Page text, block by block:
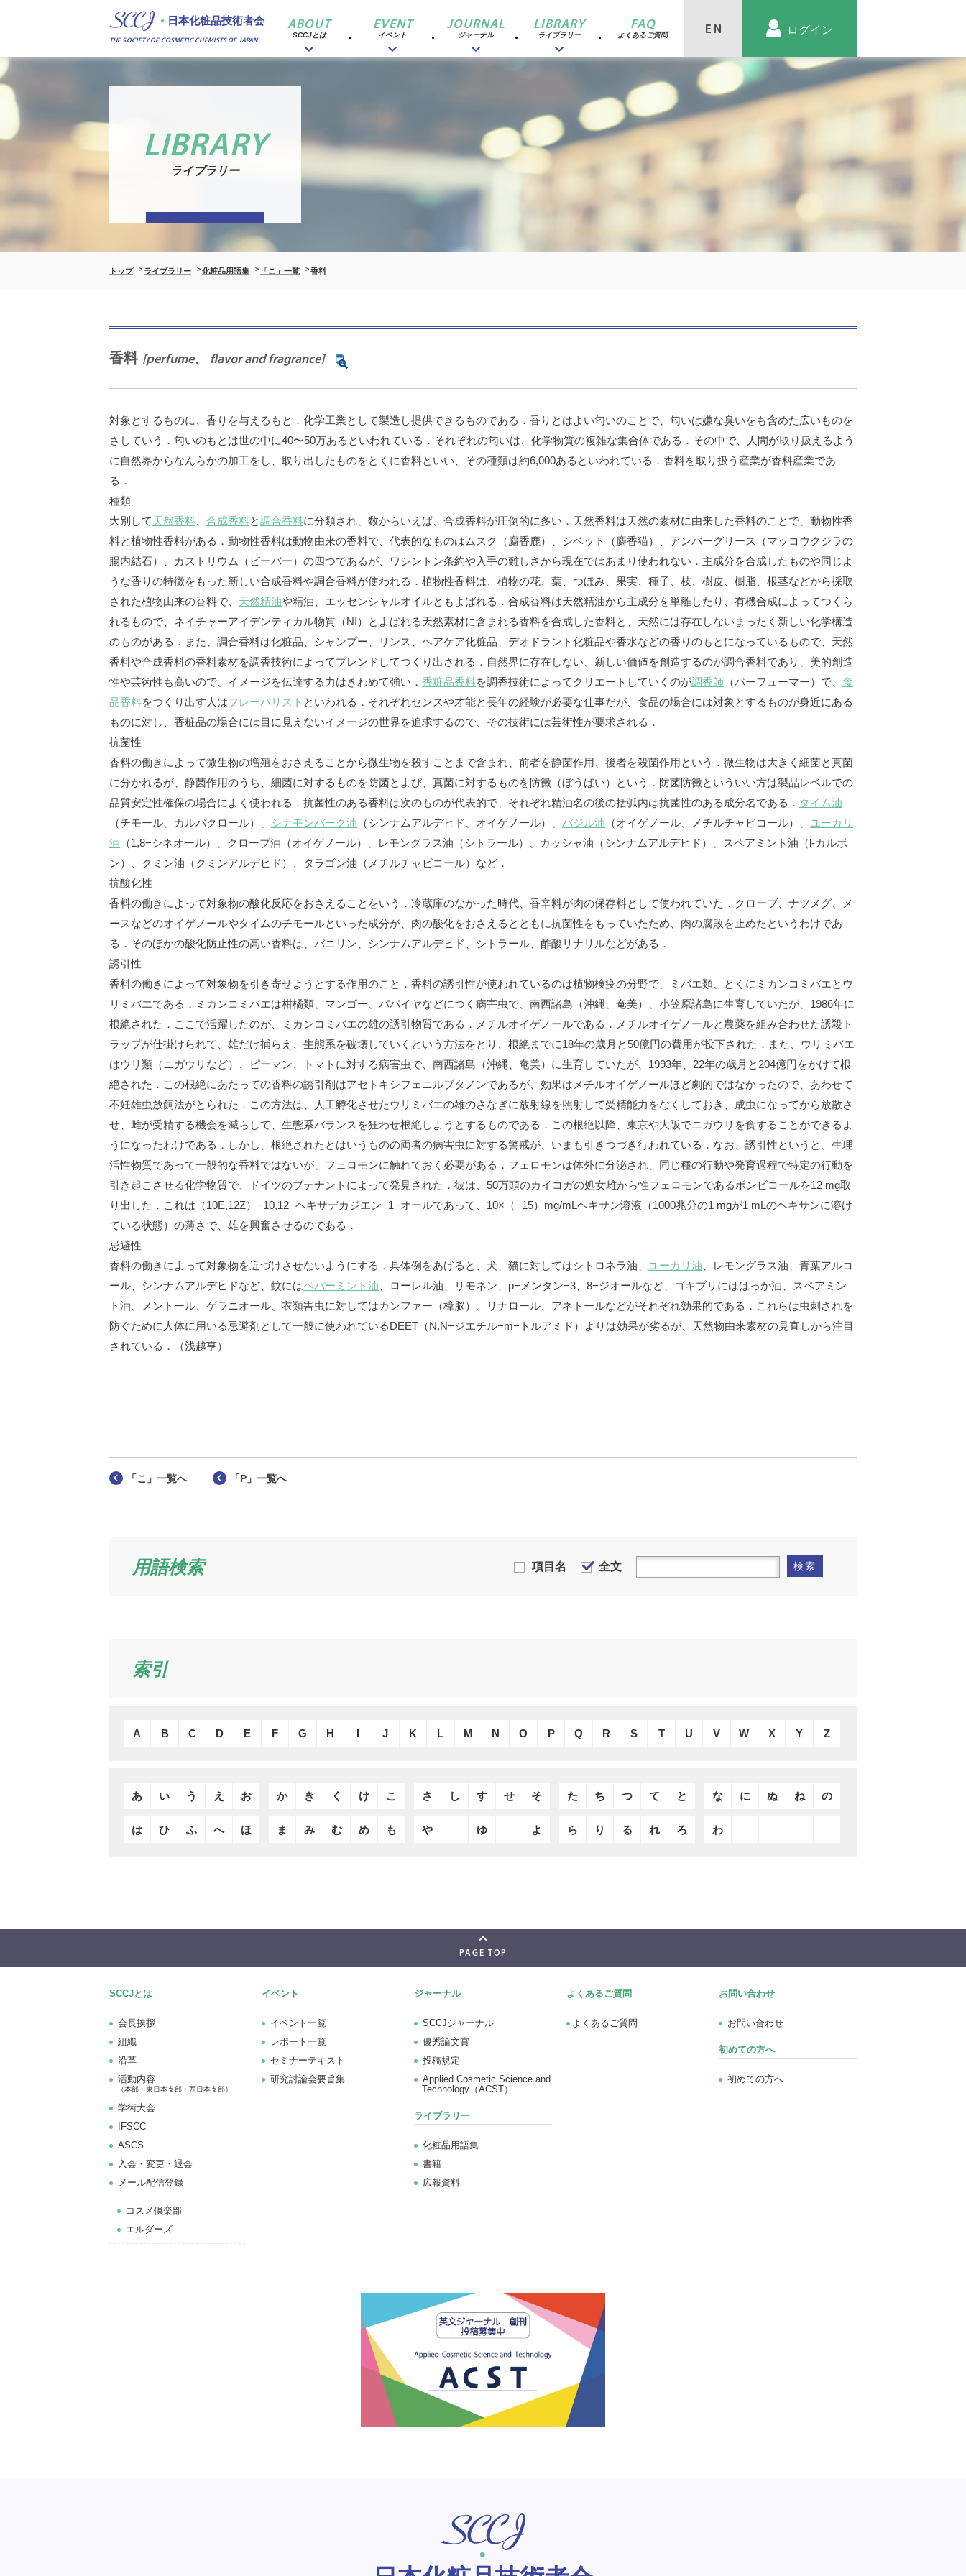
日本化粧品技術者会
THE SOCIETY OF COSMETIC CHEMISTS OF JAPAN
ログイン
ABOUT
SCCJとは
EVENT
イベント
JOURNAL
ジャーナル
LIBRARY
ライブラリー
FAQ
よくあるご質問
LIBRARY
ライブラリー
トップ ライブラリー 化粧品用語集 「こ」一覧 香料
香料 [perfume、 flavor and fragrance]
対象とするものに、香りを与えるもと．化学工業として製造し提供できるものである．香りとはよい匂いのことで、匂いは嫌な臭いをも含めた広いものを
さしていう．匂いのもとは世の中に40〜50万あるといわれている．それぞれの匂いは、化学物質の複雑な集合体である．その中で、人間が取り扱えるよう
に自然界からなんらかの加工をし、取り出したものをとくに香料といい、その種類は約6,000あるといわれている．香料を取り扱う産業が香料産業であ
る．
種類
大別して天然香料 合成香料と調合香料に分類され、数からいえば、合成香料が圧倒的に多い．天然香料は天然の素材に由来した香料のことで、動物性香
料と植物性香料がある．動物性香料は動物由来の香料で、代表的なものはムスク（麝香鹿）、シベット（麝香猫）、アンバーグリース（マッコウクジラの
腸内結石）、カストリウム（ビーバー）の四つであるが、ワシントン条約や入手の難しさから現在ではあまり使われない．主成分を合成したものや同じよ
うな香りの特徴をもった新しい合成香料や調合香料が使われる．植物性香料は、植物の花、葉、つぼみ、果実、種子、枝、樹皮、樹脂、根茎などから採取
された植物由来の香料で、 天然精油や精油、エッセンシャルオイルともよばれる．合成香料は天然精油から主成分を単離したり、有機合成によってつくら
れるもので、ネイチャーアイデンティカル物質（NI）とよばれる天然素材に含まれる香料を合成した香料と、天然には存在しないまったく新しい化学構造
のものがある．また、調合香料は化粧品、シャンプー、リンス、ヘアケア化粧品、デオドラント化粧品や香水などの香りのもとになっているもので、天然
香料や合成香料の香料素材を調香技術によってブレンドしてつくり出される．自然界に存在しない、新しい価値を創造するのが調合香料であり、美的創造
性や芸術性も高いので、イメージを伝達する力はきわめて強い． 香粧品香料を調香技術によってクリエートしていくのが調香師 （パーフューマー）で、 食
品香料をつくり出す人はフレーバリスト といわれる．それぞれセンスや才能と長年の経験が必要な仕事だが、食品の場合には対象とするものが身近にある
ものに対し、香粧品の場合には目に見えないイメージの世界を追求するので、その技術には芸術性が要求される．
抗菌性
香料の働きによって微生物の増殖をおさえることから微生物を殺すことまで含まれ、前者を静菌作用、後者を殺菌作用という．微生物は大きく細菌と真菌
に分かれるが、静菌作用のうち、細菌に対するものを防菌とよび、真菌に対するものを防黴（ぼうばい）という．防菌防黴といういい方は製品レベルでの
品質安定性確保の場合によく使われる．抗菌性のある香料は次のものが代表的で、それぞれ精油名の後の括弧内は抗菌性のある成分名である． タイム油
（チモール、カルバクロール）、 シナモンバーク油 （シンナムアルデヒド、オイゲノール）、 バジル油 （オイゲノール、メチルチャビコール）、 ユーカリ
油 （1,8−シネオール）、クローブ油（オイゲノール）、レモングラス油（シトラール）、カッシャ油（シンナムアルデヒド）、スペアミント油（l-カルボ
ン）、クミン油（クミンアルデヒド）、タラゴン油（メチルチャビコール）など．
抗酸化性
香料の働きによって対象物の酸化反応をおさえることをいう．冷蔵庫のなかった時代、香辛料が肉の保存料として使われていた．クローブ、ナツメグ、メ
ースなどのオイゲノールやタイムのチモールといった成分が、肉の酸化をおさえるとともに抗菌性をもっていたため、肉の腐敗を止めたというわけであ
る．そのほかの酸化防止性の高い香料は、バニリン、シンナムアルデヒド、シトラール、酢酸リナリルなどがある．
誘引性
香料の働きによって対象物を引き寄せようとする作用のこと．香料の誘引性が使われているのは植物検疫の分野で、ミバエ類、とくにミカンコミバエとウ
リミバエである．ミカンコミバエは柑橘類、マンゴー、パパイヤなどにつく病害虫で、南西諸島（沖縄、奄美）、小笠原諸島に生育していたが、1986年に
根絶された．ここで活躍したのが、ミカンコミバエの雄の誘引物質である．メチルオイゲノールである．メチルオイゲノールと農薬を組み合わせた誘殺ト
ラップが仕掛けられて、雄だけ捕らえ、生態系を破壊していくという方法をとり、根絶までに18年の歳月と50億円の費用が投下された．また、ウリミバエ
はウリ類（ニガウリなど）、ピーマン、トマトに対する病害虫で、南西諸島（沖縄、奄美）に生育していたが、1993年、22年の歳月と204億円をかけて根
絶された．この根絶にあたっての香料の誘引剤はアセトキシフェニルブタノンであるが、効果はメチルオイゲノールほど劇的ではなかったので、あわせて
不妊雄虫放飼法がとられた．この方法は、人工孵化させたウリミバエの雄のさなぎに放射線を照射して受精能力をなくしておき、成虫になってから放散さ
せ、雌が受精する機会を減らして、生態系バランスを狂わせ根絶しようとするものである．この根絶以降、東京や大阪でニガウリを食することができるよ
うになったわけである．しかし、根絶されたとはいうものの両者の病害虫に対する警戒が、いまも引きつづき行われている．なお、誘引性というと、生理
活性物質であって一般的な香料ではないが、フェロモンに触れておく必要がある．フェロモンは体外に分泌され、同じ種の行動や発育過程で特定の行動を
引き起こさせる化学物質で、ドイツのブテナントによって発見された．彼は、50万頭のカイコガの処女雌から性フェロモンであるボンビコールを12 mg取
り出した．これは（10E,12Z）−10,12−ヘキサデカジエン−1−オールであって、10×（−15）mg/mLヘキサン溶液（1000兆分の1 mgが1 mLのヘキサンに溶け
ている状態）の薄さで、雄を興奮させるのである．
忌避性
香料の働きによって対象物を近づけさせないようにする．具体例をあげると、犬、猫に対してはシトロネラ油、 ユーカリ油 、レモングラス油、青葉アルコ
ール、シンナムアルデヒドなど、蚊にはペパーミント油 、ローレル油、リモネン、p−メンタン−3、8−ジオールなど、ゴキブリにははっか油、スペアミン
ト油、メントール、ゲラニオール、衣類害虫に対してはカンファー（樟脳）、リナロール、アネトールなどがそれぞれ効果的である．これらは虫刺されを
防ぐために人体に用いる忌避剤として一般に使われているDEET（N,N−ジエチル−m−トルアミド）よりは効果が劣るが、天然物由来素材の見直しから注目
されている．（浅越亨）
「こ」一覧へ 「P」一覧へ
用語検索 項目名 全文 検索
索引
A B C D E F G H I J K L M N O P Q R S T U V W X Y Z
あ い う え お か き く け こ さ し す せ そ た ち つ て と な に ぬ ね の
は ひ ふ へ ほ ま み む め も や ゆ よ ら り る れ ろ わ
PAGE TOP
SCCJとは
会長挨拶
組織
沿革
活動内容
（本部・東日本支部・西日本支部）
学術大会
IFSCC
ASCS
⼊会・変更・退会
メール配信登録
コスメ倶楽部
エルダーズ
イベント
イベント一覧
レポート一覧
セミナーテキスト
研究討論会要旨集
ジャーナル
SCCJジャーナル
優秀論文賞
投稿規定
Applied Cosmetic Science and
Technology（ACST）
ライブラリー
化粧品用語集
書籍
広報資料
よくあるご質問
よくあるご質問
お問い合わせ
お問い合わせ
初めての方へ
初めての方へ